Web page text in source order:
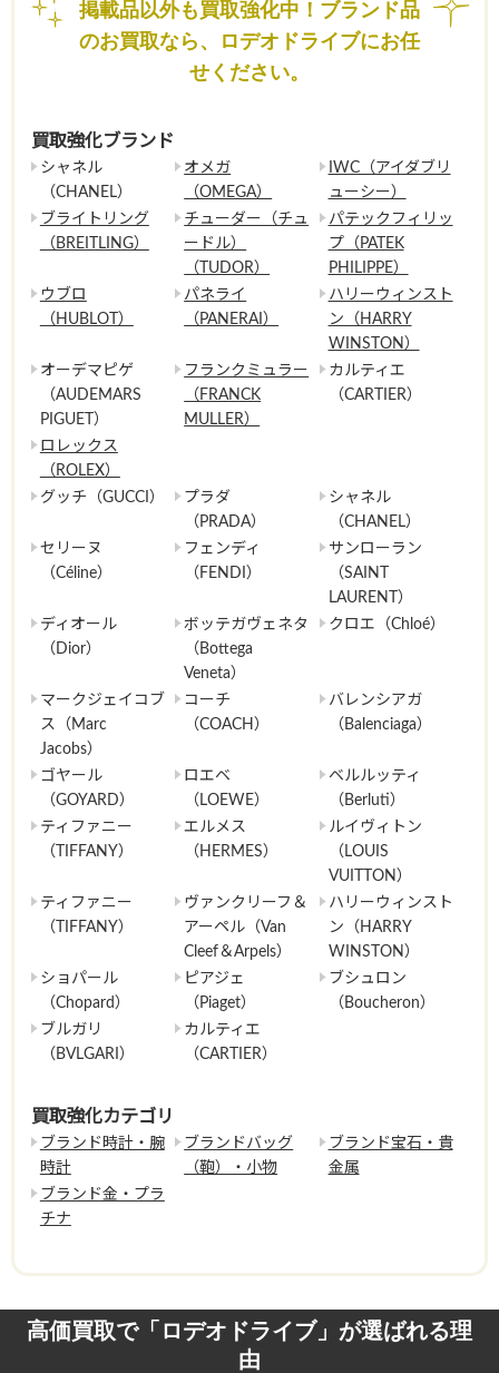
掲載品以外も買取強化中！ブランド品
のお買取なら、ロデオドライブにお任
せください。
買取強化ブランド
シャネル
（CHANEL）
オメガ
（OMEGA）
IWC（アイダブリ
ューシー）
ブライトリング
（BREITLING）
チューダー（チュ
ードル）
（TUDOR）
パテックフィリッ
プ（PATEK
PHILIPPE）
ウブロ
（HUBLOT）
パネライ
（PANERAI）
ハリーウィンスト
ン（HARRY
WINSTON）
オーデマピゲ
（AUDEMARS
PIGUET）
フランクミュラー
（FRANCK
MULLER）
カルティエ
（CARTIER）
ロレックス
（ROLEX）
グッチ（GUCCI）
プラダ
（PRADA）
シャネル
（CHANEL）
セリーヌ
（Céline）
フェンディ
（FENDI）
サンローラン
（SAINT
LAURENT）
ディオール
（Dior）
ボッテガヴェネタ
（Bottega
Veneta）
クロエ（Chloé）
マークジェイコブ
ス（Marc
Jacobs）
コーチ
（COACH）
バレンシアガ
（Balenciaga）
ゴヤール
（GOYARD）
ロエベ
（LOEWE）
ベルルッティ
（Berluti）
ティファニー
（TIFFANY）
エルメス
（HERMES）
ルイヴィトン
（LOUIS
VUITTON）
ティファニー
（TIFFANY）
ヴァンクリーフ＆
アーペル（Van
Cleef＆Arpels）
ハリーウィンスト
ン（HARRY
WINSTON）
ショパール
（Chopard）
ピアジェ
（Piaget）
ブシュロン
（Boucheron）
ブルガリ
（BVLGARI）
カルティエ
（CARTIER）
買取強化カテゴリ
ブランド時計・腕
時計
ブランドバッグ
（鞄）・小物
ブランド宝石・貴
金属
ブランド金・プラ
チナ
高価買取で「ロデオドライブ」が選ばれる理
由